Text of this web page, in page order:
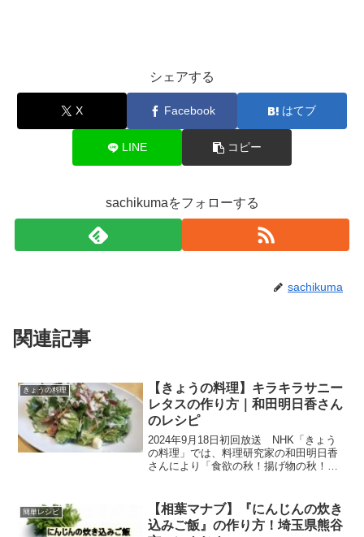
シェアする
X Facebook はてブ
LINE コピー
sachikumaをフォローする
sachikuma
関連記事
きょうの料理
【きょうの料理】キラキラサニー
レタスの作り方｜和田明日香さん
のレシピ
2024年9月18日初回放送 NHK「きょう
の料理」では、料理研究家の和田明日香
さんにより「食欲の秋！揚げ物の秋！」
物を紹介してくださいました。ここで
は、揚げ物と一緒に...
簡単レシピ
【相葉マナブ】『にんじんの炊き
込みご飯』の作り方！埼玉県熊谷